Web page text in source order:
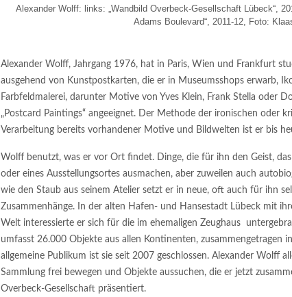
Alexander Wolff: links: „Wandbild Overbeck-Gesellschaft Lübeck“,
Adams Boulevard“, 2011-12, Foto:
Alexander Wolff, Jahrgang 1976, hat in Paris, Wien und Frankfurt
ausgehend von Kunstpostkarten, die er in Museumsshops erwarb,
Farbfeldmalerei, darunter Motive von Yves Klein, Frank Stella oder
„Postcard Paintings“ angeeignet. Der Methode der ironischen oder
Verarbeitung bereits vorhandener Motive und Bildwelten ist er bis
Wolff benutzt, was er vor Ort findet. Dinge, die für ihn den Geist,
oder eines Ausstellungsortes ausmachen, aber zuweilen auch
wie den Staub aus seinem Atelier setzt er in neue, oft auch für ihn
Zusammenhänge. In der alten Hafen- und Hansestadt Lübeck mit
Welt interessierte er sich für die im ehemaligen Zeughaus
umfasst 26.000 Objekte aus allen Kontinenten, zusammengetragen
allgemeine Publikum ist sie seit 2007 geschlossen. Alexander Wolff
Sammlung frei bewegen und Objekte aussuchen, die er jetzt
Overbeck-Gesellschaft präsentiert.